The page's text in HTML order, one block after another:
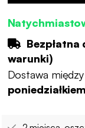
warunki)
Dostawa między